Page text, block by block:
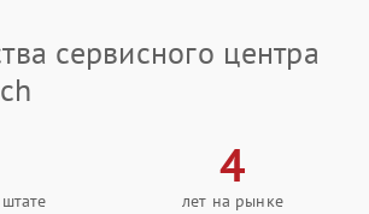
сервисного центра
4
лет на рынке